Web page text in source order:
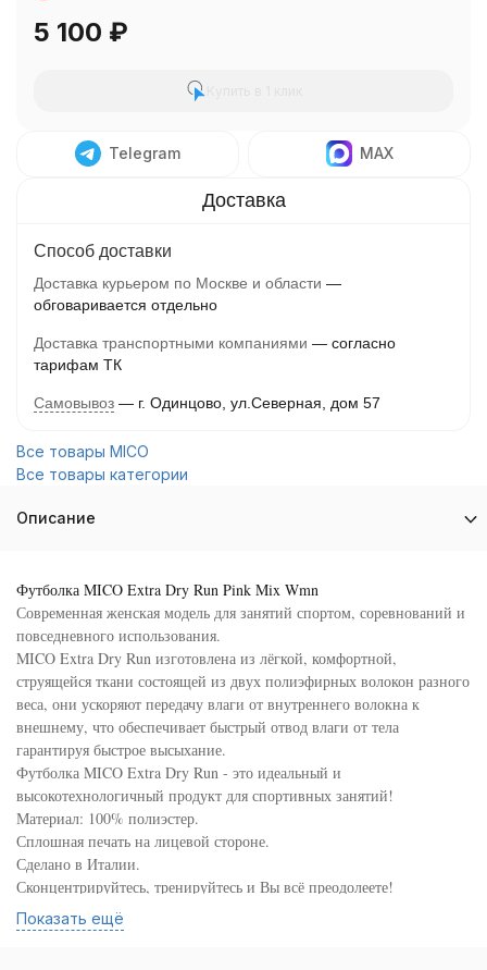
5 100 ₽
Telegram MAX
Способ доставки
Доставка курьером по Москве и области
обговаривается отдельно
Доставка транспортными компаниями
согласно
тарифам ТК
Самовывоз г. Одинцово, ул.Северная, дом 57
Все товары MICO
Все товары категории
Описание
Футболка MICO Extra Dry Run Pink Mix Wmn
Современная женская модель для занятий спортом, соревнований и
повседневного использования.
MICO Extra Dry Run изготовлена из лёгкой, комфортной,
струящейся ткани состоящей из двух полиэфирных волокон разного
веса, они ускоряют передачу влаги от внутреннего волокна к
внешнему, что обеспечивает быстрый отвод влаги от тела
гарантируя быстрое высыхание.
Футболка MICO Extra Dry Run - это идеальный и
высокотехнологичный продукт для спортивных занятий!
Материал: 100% полиэстер.
Сплошная печать на лицевой стороне.
Сделано в Италии.
Сконцентрируйтесь, тренируйтесь и Вы всё преодолеете!
Показать ещё